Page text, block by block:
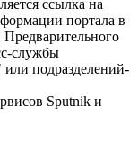
ссылка на
портала в
службы
подразделений-
Sputnik и